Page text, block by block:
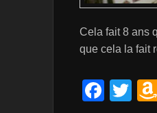
Cela fait 8 ans
que cela la fait
F
T